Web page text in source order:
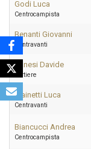
Godi Luca
Centrocampista
Benanti Giovanni
Centravanti
Zanesi Davide
Portiere
Mainetti Luca
Centravanti
Biancucci Andrea
Centrocampista